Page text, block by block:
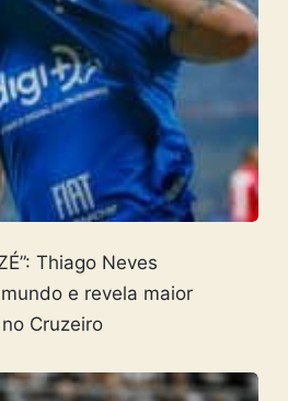
Thiago Neves
mundo e revela maior
no Cruzeiro